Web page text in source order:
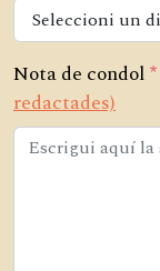
Nota de condol*
redactades)